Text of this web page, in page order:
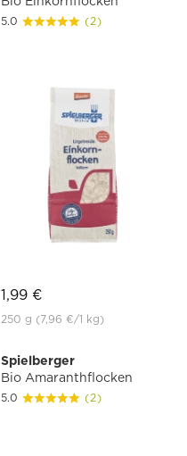
5.0 (2)
1,99 €
250 g (7,96 €/1 kg)
Spielberger
Bio Amaranthflocken
5.0 (2)